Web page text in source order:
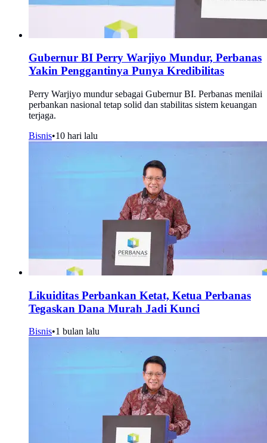
Gubernur BI Perry Warjiyo Mundur, Perbanas
Yakin Penggantinya Punya Kredibilitas
Perry Warjiyo mundur sebagai Gubernur BI. Perbanas menilai
perbankan nasional tetap solid dan stabilitas sistem keuangan
terjaga.
Bisnis•10 hari lalu
Likuiditas Perbankan Ketat, Ketua Perbanas
Tegaskan Dana Murah Jadi Kunci
Bisnis•1 bulan lalu